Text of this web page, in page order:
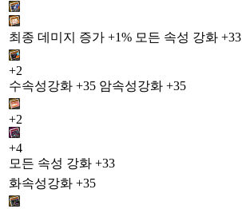
최종 데미지 증가 +1% 모든 속성 강화 +33
+2
수속성강화 +35 암속성강화 +35
+2
+4
모든 속성 강화 +33
화속성강화 +35